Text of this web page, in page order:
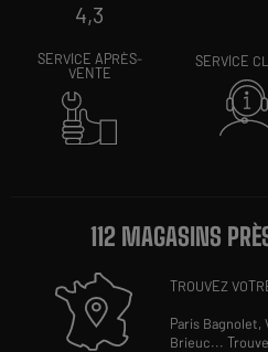
4,3
SERVICE APRÈS-
VENTE
SERVICE
112 MAGASINS
TROUVEZ
Paris Bagnolet,
Brieuc...